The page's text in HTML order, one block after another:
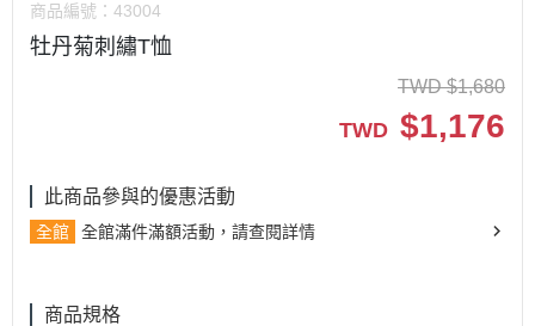
商品編號： 43004
牡丹菊刺繡T恤
TWD $1,680
TWD $1,176
此商品參與的優惠活動
全館 全館滿件滿額活動，請查閱詳情
商品規格